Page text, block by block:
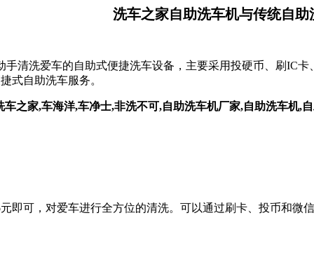
洗车之家自助洗车机与传统自
手清洗爱车的自助式便捷洗车设备，主要采用投硬币、刷IC卡
式自助洗车服务。
即可，对爱车进行全方位的清洗。可以通过刷卡、投币和微